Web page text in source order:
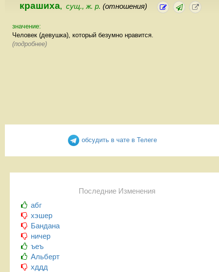
крашиха, сущ., ж. р. (отношения)
значение:
Человек (девушка), который безумно нравится.
(подробнее)
обсудить в чате в Телеге
Последние Изменения
абг
хэшер
Бандана
ничер
ъеъ
Альберт
хддд